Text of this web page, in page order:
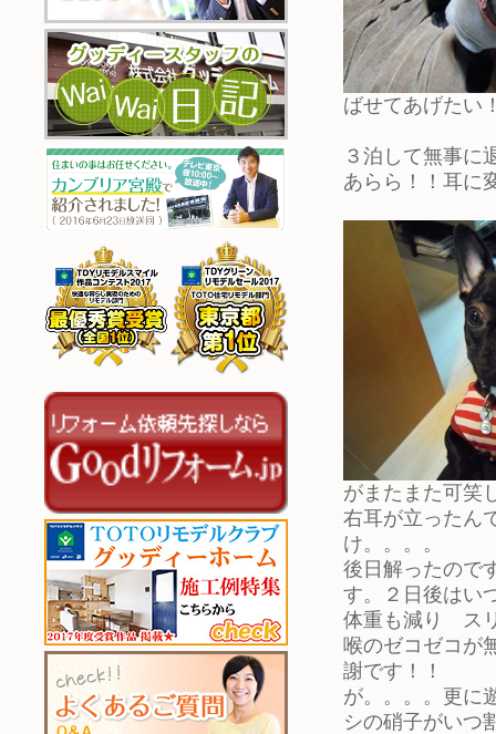
ばせてあげたい
３泊して無事に
あらら！！耳に
がまたまた可笑
右耳が立ったん
け。。。。
後日解ったので
す。２日後はい
体重も減り ス
喉のゼコゼコが
謝です！！
が。。。。更に
シの硝子がいつ